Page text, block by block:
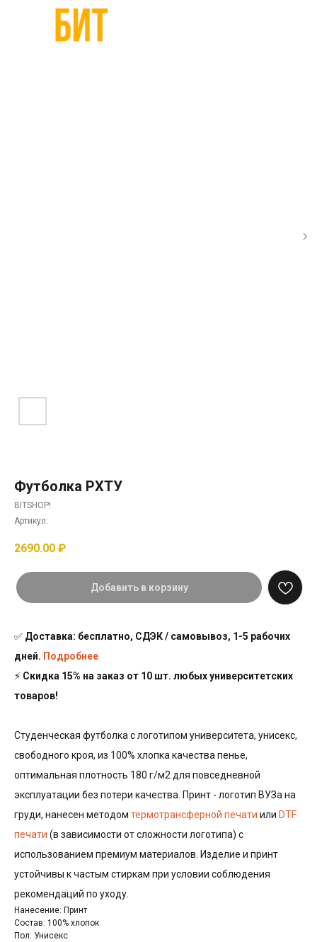
Футболка РХТУ
BITSHOP!
Артикул:
2690.00 ₽
Добавить в корзину
✅ Доставка: бесплатно, СДЭК / самовывоз, 1-5 рабочих
дней. Подробнее
⚡ Скидка 15% на заказ от 10 шт. любых университетских
товаров!
Студенческая футболка с логотипом университета, унисекс,
свободного кроя, из 100% хлопка качества пенье,
оптимальная плотность 180 г/м2 для повседневной
эксплуатации без потери качества. Принт - логотип ВУЗа на
груди, нанесен методом термотрансферной печати или DTF
печати (в зависимости от сложности логотипа) с
использованием премиум материалов. Изделие и принт
устойчивы к частым стиркам при условии соблюдения
рекомендаций по уходу.
Нанесение: Принт
Состав: 100% хлопок
Пол: Унисекс